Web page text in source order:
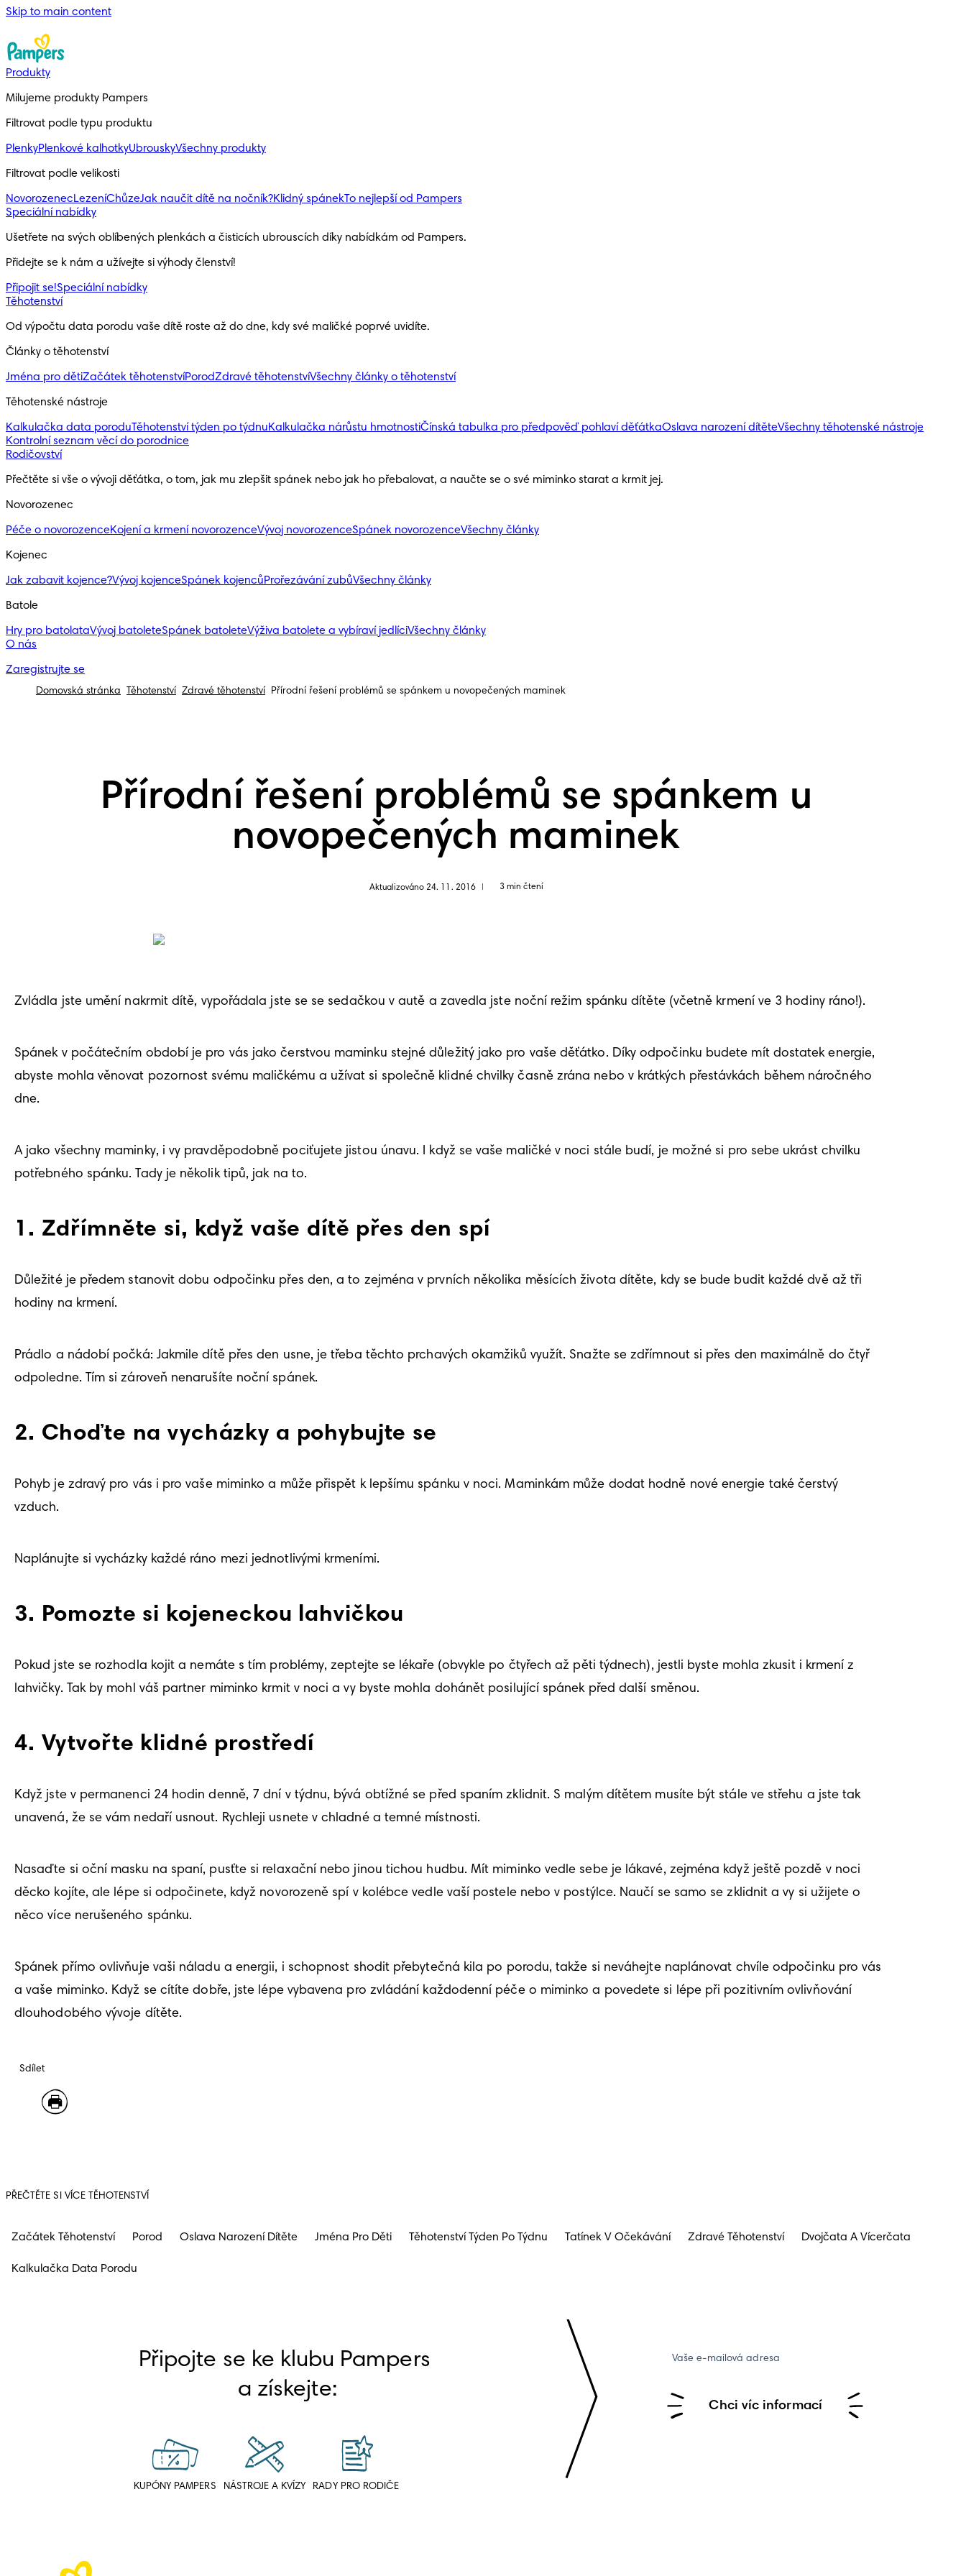
Skip to main content
Produkty
Milujeme produkty Pampers
Filtrovat podle typu produktu
PlenkyPlenkové kalhotkyUbrouskyVšechny produkty
Filtrovat podle velikosti
NovorozenecLezeníChůzeJak naučit dítě na nočník?Klidný spánekTo nejlepší od Pampers
Speciální nabídky
Ušetřete na svých oblíbených plenkách a čisticích ubrouscích díky nabídkám od Pampers.
Přidejte se k nám a užívejte si výhody členství!
Připojit se!Speciální nabídky
Těhotenství
Od výpočtu data porodu vaše dítě roste až do dne, kdy své maličké poprvé uvidíte.
Články o těhotenství
Jména pro dětiZačátek těhotenstvíPorodZdravé těhotenstvíVšechny články o těhotenství
Těhotenské nástroje
Kalkulačka data poroduTěhotenství týden po týdnuKalkulačka nárůstu hmotnostiČínská tabulka pro předpověď pohlaví děťátkaOslava narození dítěteVšechny těhotenské nástroje
Kontrolní seznam věcí do porodnice
Rodičovství
Přečtěte si vše o vývoji děťátka, o tom, jak mu zlepšit spánek nebo jak ho přebalovat, a naučte se o své miminko starat a krmit jej.
Novorozenec
Péče o novorozenceKojení a krmení novorozenceVývoj novorozenceSpánek novorozenceVšechny články
Kojenec
Jak zabavit kojence?Vývoj kojenceSpánek kojencůProřezávání zubůVšechny články
Batole
Hry pro batolataVývoj batoleteSpánek batoleteVýživa batolete a vybíraví jedlíciVšechny články
O nás
Zaregistrujte se
Domovská stránka Těhotenství Zdravé těhotenství Přírodní řešení problémů se spánkem u novopečených maminek
Přírodní řešení problémů se spánkem u
novopečených maminek
Aktualizováno 24. 11. 2016 3 min čtení
Zvládla jste umění nakrmit dítě, vypořádala jste se se sedačkou v autě a zavedla jste noční režim spánku dítěte (včetně krmení ve 3 hodiny ráno!).
Spánek v počátečním období je pro vás jako čerstvou maminku stejné důležitý jako pro vaše děťátko. Díky odpočinku budete mít dostatek energie,
abyste mohla věnovat pozornost svému maličkému a užívat si společně klidné chvilky časně zrána nebo v krátkých přestávkách během náročného
dne.
A jako všechny maminky, i vy pravděpodobně pociťujete jistou únavu. I když se vaše maličké v noci stále budí, je možné si pro sebe ukrást chvilku
potřebného spánku. Tady je několik tipů, jak na to.
1. Zdřímněte si, když vaše dítě přes den spí
Důležité je předem stanovit dobu odpočinku přes den, a to zejména v prvních několika měsících života dítěte, kdy se bude budit každé dvě až tři
hodiny na krmení.
Prádlo a nádobí počká: Jakmile dítě přes den usne, je třeba těchto prchavých okamžiků využít. Snažte se zdřímnout si přes den maximálně do čtyř
odpoledne. Tím si zároveň nenarušíte noční spánek.
2. Choďte na vycházky a pohybujte se
Pohyb je zdravý pro vás i pro vaše miminko a může přispět k lepšímu spánku v noci. Maminkám může dodat hodně nové energie také čerstvý
vzduch.
Naplánujte si vycházky každé ráno mezi jednotlivými krmeními.
3. Pomozte si kojeneckou lahvičkou
Pokud jste se rozhodla kojit a nemáte s tím problémy, zeptejte se lékaře (obvykle po čtyřech až pěti týdnech), jestli byste mohla zkusit i krmení z
lahvičky. Tak by mohl váš partner miminko krmit v noci a vy byste mohla dohánět posilující spánek před další směnou.
4. Vytvořte klidné prostředí
Když jste v permanenci 24 hodin denně, 7 dní v týdnu, bývá obtížné se před spaním zklidnit. S malým dítětem musíte být stále ve střehu a jste tak
unavená, že se vám nedaří usnout. Rychleji usnete v chladné a temné místnosti.
Nasaďte si oční masku na spaní, pusťte si relaxační nebo jinou tichou hudbu. Mít miminko vedle sebe je lákavé, zejména když ještě pozdě v noci
děcko kojíte, ale lépe si odpočinete, když novorozeně spí v kolébce vedle vaší postele nebo v postýlce. Naučí se samo se zklidnit a vy si užijete o
něco více nerušeného spánku.
Spánek přímo ovlivňuje vaši náladu a energii, i schopnost shodit přebytečná kila po porodu, takže si neváhejte naplánovat chvíle odpočinku pro vás
a vaše miminko. Když se cítíte dobře, jste lépe vybavena pro zvládání každodenní péče o miminko a povedete si lépe při pozitivním ovlivňování
dlouhodobého vývoje dítěte.
Sdílet
PŘEČTĚTE SI VÍCE TĚHOTENSTVÍ
Začátek Těhotenství Porod Oslava Narození Dítěte Jména Pro Děti Těhotenství Týden Po Týdnu Tatínek V Očekávání Zdravé Těhotenství Dvojčata A Vícerčata
Kalkulačka Data Porodu
Připojte se ke klubu Pampers
a získejte:
KUPÓNY PAMPERS NÁSTROJE A KVÍZY RADY PRO RODIČE
Vaše e-mailová adresa
Chci víc informací